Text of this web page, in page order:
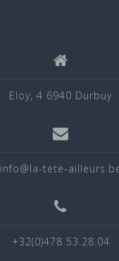
Eloy, 4 6940 Durbuy
info@la-tete-
+32(0)478 53.28.04